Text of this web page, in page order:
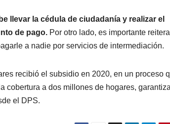
llevar la cédula de ciudadanía y realizar el
de pago. Por otro lado, es importante
a nadie por servicios de intermediación.
recibió el subsidio en 2020, en un proceso
cobertura a dos millones de hogares,
el DPS.